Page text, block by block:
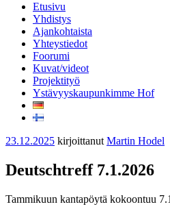
Etusivu
Yhdistys
Ajankohtaista
Yhteystiedot
Foorumi
Kuvat/videot
Projektityö
Ystävyyskaupunkimme Hof
Julkaistu
23.12.2025 kirjoittanut Martin Hodel
Deutschtreff 7.1.2026
Tammikuun kantapöytä kokoontuu